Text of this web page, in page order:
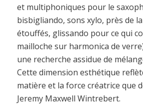
et multiphoniques pour le
bisbigliando, sons xylo, près de
étouffés, glissando pour ce qui
mailloche sur harmonica de
une recherche assidue de
Cette dimension esthétique
matière et la force créatrice que
Jeremy Maxwell Wintrebert.